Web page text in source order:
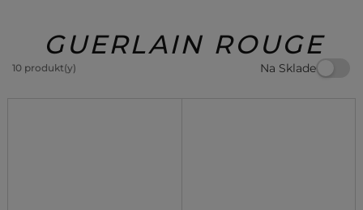
Beauty
GUERLAIN ROUGE
10 produkt(y) Na Sklade